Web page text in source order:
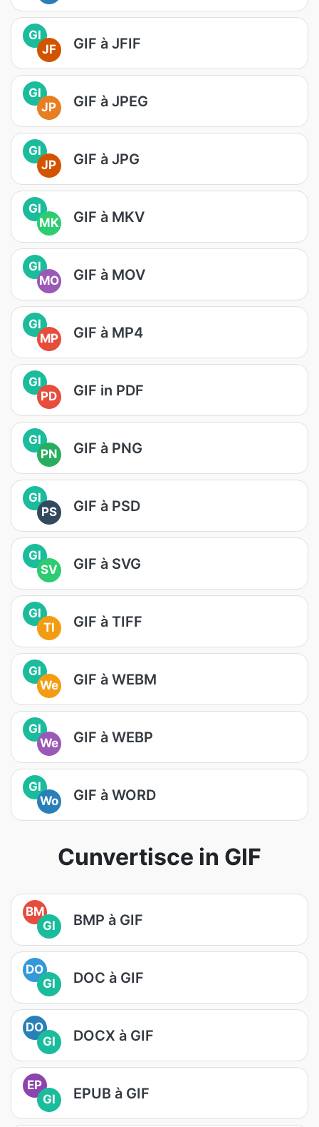
GI
JF
GIF à JFIF
GI
JP
GIF à JPEG
GI
JP
GIF à JPG
GI
MK
GIF à MKV
GI
MO
GIF à MOV
GI
MP
GIF à MP4
GI
PD
GIF in PDF
GI
PN
GIF à PNG
GI
PS
GIF à PSD
GI
SV
GIF à SVG
GI
TI
GIF à TIFF
GI
We
GIF à WEBM
GI
We
GIF à WEBP
GI
Wo
GIF à WORD
Cunvertisce in GIF
BM
GI
BMP à GIF
DO
GI
DOC à GIF
DO
GI
DOCX à GIF
EP
GI
EPUB à GIF